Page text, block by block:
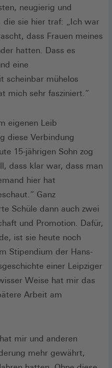
neugierig und
die sie hier traf: „Ich war
dass Frauen meines
hatten. Dass es
eine
scheinbar mühelos
mich sehr fasziniert.“
eigenen Leib
diese Verbindung
15-jährigen Sohn zog
dass klar war, dass man
hier hat
Ganz
Schüle dann auch zwei
und Promotion. Dafür,
ist sie heute noch
Stipendium der Hans-
einer Leipziger
Weise hat mir das
Arbeit am
mir und anderen
mehr gewährt,